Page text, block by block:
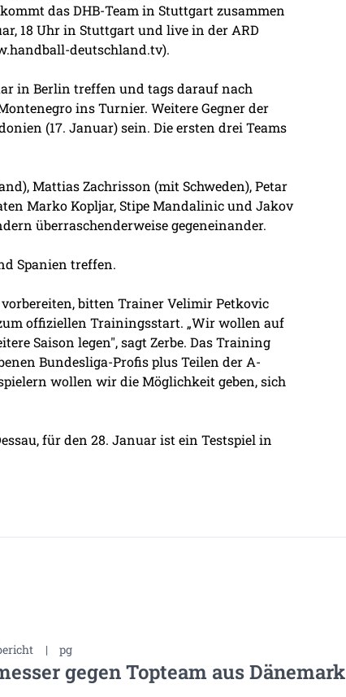
das DHB-Team in Stuttgart zusammen
18 Uhr in Stuttgart und live in der ARD
deutschland.tv).
in Berlin treffen und tags darauf nach
ins Turnier. Weitere Gegner der
(17. Januar) sein. Die ersten drei Teams
Mattias Zachrisson (mit Schweden), Petar
Marko Kopljar, Stipe Mandalinic und Jakov
überraschenderweise gegeneinander.
Spanien treffen.
bitten Trainer Velimir Petkovic
offiziellen Trainingsstart. „Wir wollen auf
Saison legen", sagt Zerbe. Das Training
Bundesliga-Profis plus Teilen der A-
wollen wir die Möglichkeit geben, sich
für den 28. Januar ist ein Testspiel in
| pg
gegen Topteam aus Dänemark